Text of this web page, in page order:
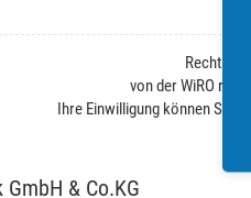
von der WiRO
Ihre Einwilligung können Sie
& Co.KG